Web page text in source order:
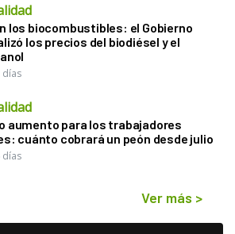
los biocombustibles: el Gobierno
los precios del biodiésel y el
días
aumento para los trabajadores
cuánto cobrará un peón desde julio
días
Ver más >